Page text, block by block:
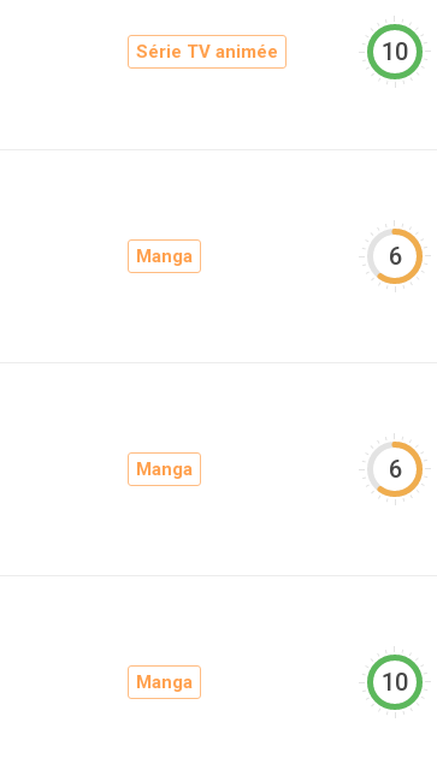
Série TV animée 10
Manga 6
Manga 6
Manga 10